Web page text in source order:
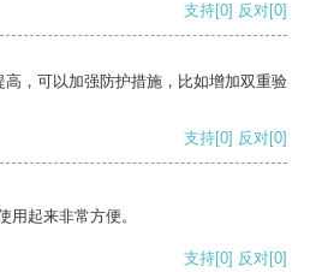
支持[0] 反对[0]
，可以加强防护措施，比如增加双重验
支持[0] 反对[0]
用起来非常方便。
支持[0] 反对[0]